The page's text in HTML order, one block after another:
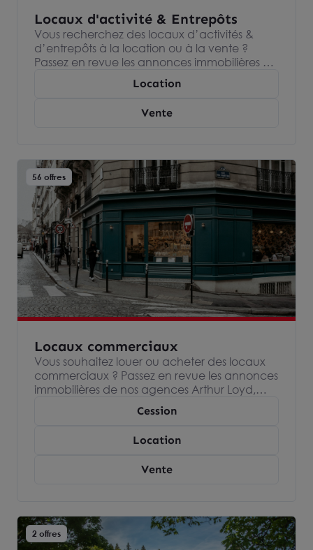
Locaux d'activité & Entrepôts
Vous recherchez des locaux d’activités &
d’entrepôts à la location ou à la vente ?
Passez en revue les annonces immobilières de
nos agences Arthur Loyd, spécialisées dans
l’immobilier d’entreprise et devenez
Location
Vente
56 offres
Locaux commerciaux
Vous souhaitez louer ou acheter des locaux
commerciaux ? Passez en revue les annonces
immobilières de nos agences Arthur Loyd,
spécialisées dans l’immobilier d’entreprise et
devenez propriétaire ou locataire de votre
Cession
Location
Vente
2 offres